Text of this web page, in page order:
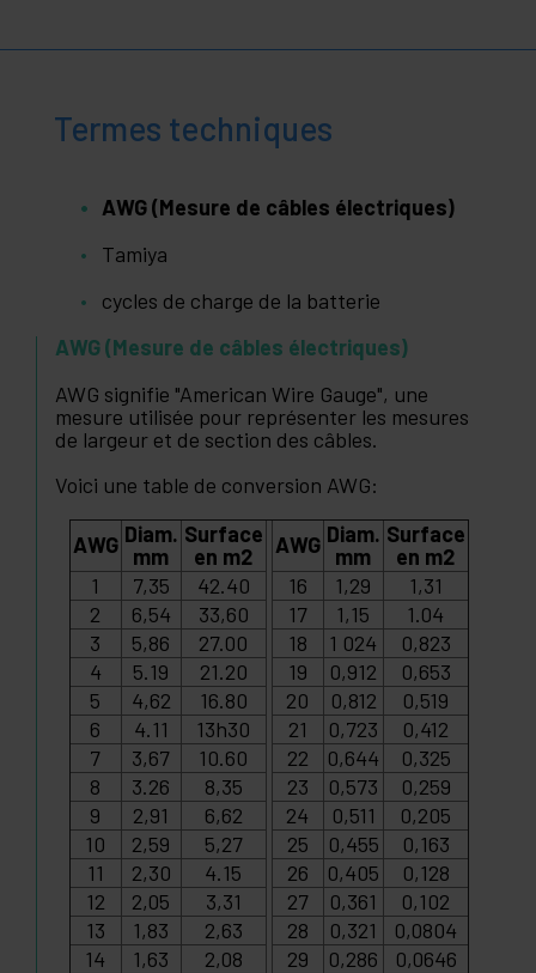
Termes techniques
AWG (Mesure de câbles électriques)
Tamiya
cycles de charge de la batterie
AWG (Mesure de câbles électriques)
AWG signifie "American Wire Gauge", une
mesure utilisée pour représenter les mesures
de largeur et de section des câbles.
Voici une table de conversion AWG:
AWG Diam.
mm
Surface
en m2
AWG Diam.
mm
Surface
en m2
1
7,35 42.40 16 1,29
1,31
2
6,54 33,60 17 1,15
1.04
3
5,86 27.00 18 1 024
0,823
4
5.19 21.20 19 0,912
0,653
5
4,62 16.80 20 0,812
0,519
6
4.11 13h30 21 0,723
0,412
7
3,67 10.60 22 0,644
0,325
8
3.26 8,35 23 0,573
0,259
9
2,91 6,62 24 0,511
0,205
10
2,59 5,27 25 0,455
0,163
11
2,30 4.15 26 0,405
0,128
12
2,05 3,31 27 0,361
0,102
13
1,83 2,63 28 0,321
0,0804
14
1,63 2,08 29 0,286
0,0646